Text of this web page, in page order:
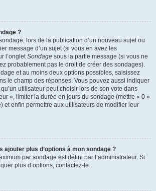
?
lors de la publication d’un nouveau sujet ou
message d’un sujet (si vous en avez les
l’ongletSondage sous la partie message (si vous ne
probablement pas le droit de créer des sondages).
et au moins deux options possibles, saisissez
le champ des réponses. Vous pouvez aussi indiquer
utilisateur peut choisir lors de son vote dans
», limiter la durée en jours du sondage (mettre « 0 »
et enfin permettre aux utilisateurs de modifier leur
ajouter plus d’options à mon sondage ?
par sondage est défini par l’administrateur. Si
plus d’options, contactez-le.